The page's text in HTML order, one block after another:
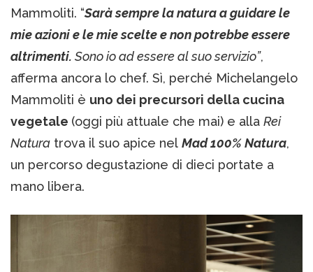
Mammoliti. “Sarà sempre la natura a guidare le
mie azioni e le mie scelte e non potrebbe essere
altrimenti. Sono io ad essere al suo servizio”,
afferma ancora lo chef. Sì, perché Michelangelo
Mammoliti è uno dei precursori della cucina
vegetale (oggi più attuale che mai) e alla Rei
Natura trova il suo apice nel Mad 100% Natura,
un percorso degustazione di dieci portate a
mano libera.